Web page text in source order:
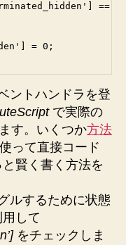
{ $('td.yui-dt-col-instanceState
ントハンドラを登
で実際の
す。いくつか方法
って直接コード
賢く書く方法を
ルするために状態
して
をチェックしま